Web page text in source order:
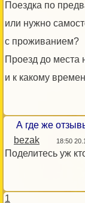
Поездка по
или нужно
с проживанием?
Проезд до места
и к какому
А где же
bezak
18:50
Поделитесь уж
1